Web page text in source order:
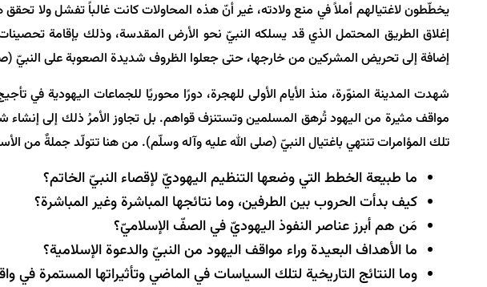
يخطّطون لاغتيالهم أملاً في منع ولادته، غير أنّ هذه المحاولات كانت غالباً تفشل ولا
إغلاق الطريق المحتمل الذي قد يسلكه النبيّ نحو الأرض المقدسة، وذلك بإقامة
إضافة إلى تحريض المشركين من خارجها، حتى جعلوا الظروف شديدة الصعوبة على النبيّ
شهدت المدينة المنوّرة، منذ الأيام الأولى للهجرة، دورًا محوريًا للجماعات اليهودية
مواقف مثيرة من اليهود تُرهق المسلمين وتستنزف قواهم. بل تجاوز الأمرُ ذلك إلى إنشاء
تلك المؤامرات تنتهي باغتيال النبيّ (صلی الله علیه وآله وسلّم). من هنا تتولّد جملةٌ من
ما طبيعة الخطط التي وضعها التنظيم اليهوديّ لإقصاء النبيّ الخاتم؟
كيف بدأت الحروب بين الطرفين، وما نتائجها المباشرة وغير المباشرة؟
مَن هم أبرز عناصر النفوذ اليهوديّ في الصفّ الإسلاميّ؟
ما الأهداف البعيدة وراء مواقف اليهود من النبيّ والدعوة الإسلامية؟
وما النتائج التاريخية لتلك السياسات في الماضي وتأثيراتها المستمرة في